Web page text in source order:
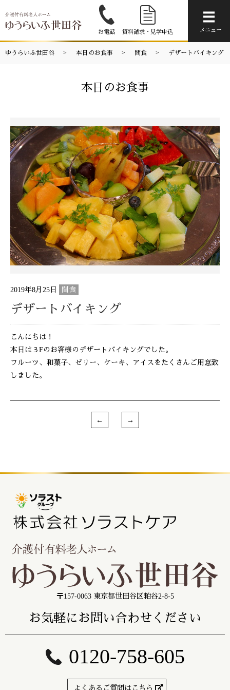
お電話 資料請求・見学申込 メニュー
ゆうらいふ世田谷 本日のお食事 間食 デザートバイキング
本日のお食事
2019年8月25日 間食
デザートバイキング
こんにちは！
本日は３Fのお客様のデザートバイキングでした。
フルーツ、和菓子、ゼリー、ケーキ、アイスをたくさんご用意致
しました。
〒157-0063 東京都世田谷区粕谷2-8-5
お気軽にお問い合わせください
0120-758-605
よくあるご質問はこちら